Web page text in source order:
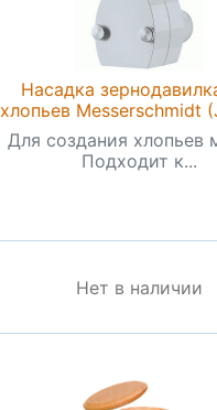
Насадка
хлопьев Messerschmidt
Для создания хлопьев
Подходит к...
Нет в наличии